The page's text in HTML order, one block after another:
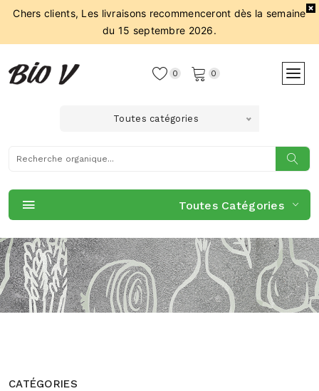
Chers clients, Les livraisons recommenceront dès la semaine
du 15 septembre 2026.
0 0
Toutes catégories
Toutes Catégories
CATÉGORIES